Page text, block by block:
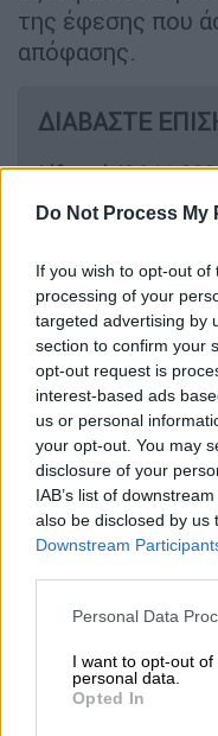
Do Not Process
If you wish to opt-out
processing of your
targeted advertising by
section to confirm your
opt-out request is
interest-based ads
us or personal
your opt-out. You may
disclosure of your
IAB’s list of
also be disclosed by us
Downstream
Please note that this
not limited to your visit
grant or deny consent
use your data for
Personal Data
I want to opt-out
personal data.
Opted In
της έφεσης που
απόφασης.
ΔΙΑΒΑΣΤΕ
Lifestyle|
Ο πρίγκιπας
Ντάμπι μετά
Η απόφαση
Η δικαστής του
Ρόμπινσον,
Νοεμβρίου 2025
ομάδας του
συγκεκριμένο
αγόρευση και το
κατατεθούν έως
αγόρευση της
Φεβρουαρίου
εφεσείοντος